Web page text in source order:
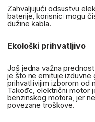
Zahvaljujući odsustvu
baterije, korisnici mogu
dužine kabla.
Ekološki prihvatljivo
Još jedna važna
je što ne emituje izduvne
prihvatljivijim izborom od
Takođe, električni motor
benzinskog motora, jer
povezane troškove.